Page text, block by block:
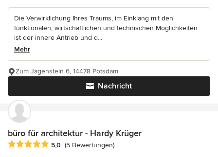
Die Verwirklichung Ihres Traums, im Einklang mit den
funktionalen, wirtschaftlichen und technischen Möglichkeiten
ist der innere Antrieb und d...
Mehr
Nachricht
Zum Jagenstein 6, 14478 Potsdam
büro für architektur - Hardy Krüger
Durchschnittliche Bewertung: 5 von 5 Sternen
5,0 (5 Bewertungen)